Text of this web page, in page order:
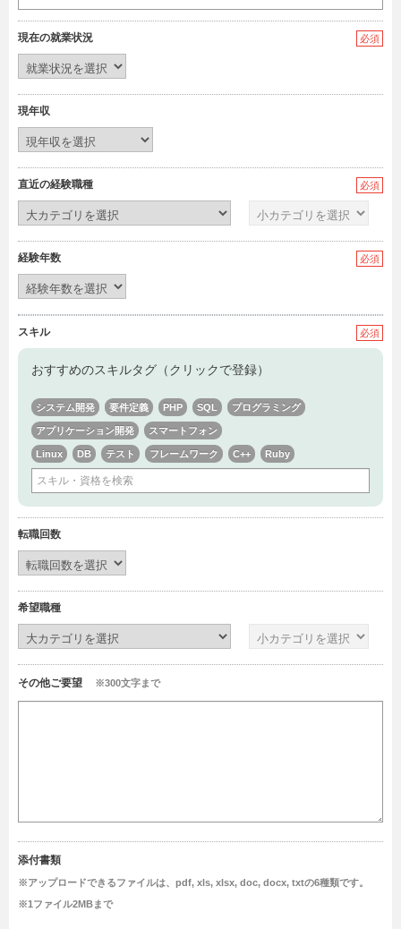
現在の就業状況 必須
現年収
直近の経験職種 必須
経験年数 必須
スキル 必須
おすすめのスキルタグ（クリックで登録）
システム開発 要件定義 PHP SQL プログラミング
アプリケーション開発 スマートフォン
Linux DB テスト フレームワーク C++ Ruby
転職回数
希望職種
その他ご要望 ※300文字まで
添付書類
※アップロードできるファイルは、pdf, xls, xlsx, doc, docx, txtの6種類です。
※1ファイル2MBまで